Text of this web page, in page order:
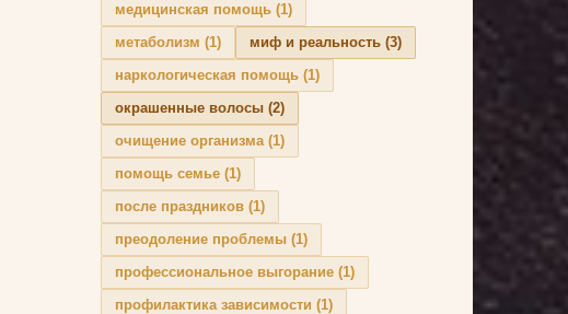
медицинская помощь (1)
метаболизм (1) миф и реальность (3)
наркологическая помощь (1)
окрашенные волосы (2)
очищение организма(1)
помощь семье (1)
после праздников (1)
преодоление проблемы (1)
профессиональное выгорание (1)
профилактика зависимости (1)